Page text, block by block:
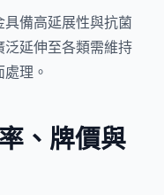
具備高延展性與抗菌
泛延伸至各類需維持
理。
、牌價與